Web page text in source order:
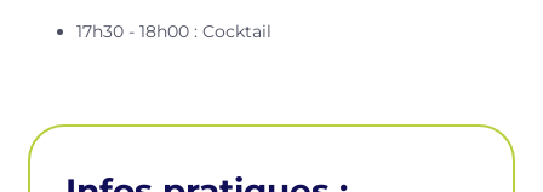
17h30 - 18h00 : Cocktail